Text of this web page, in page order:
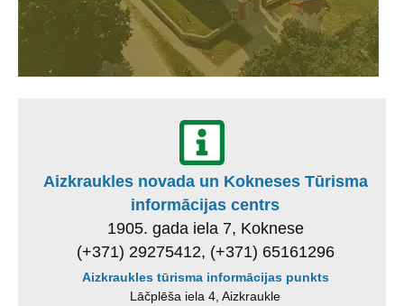
Aizkraukles novada un Kokneses Tūrisma
informācijas centrs
1905. gada iela 7, Koknese
(+371) 29275412, (+371) 65161296
Aizkraukles tūrisma informācijas punkts
Lāčplēša iela 4, Aizkraukle